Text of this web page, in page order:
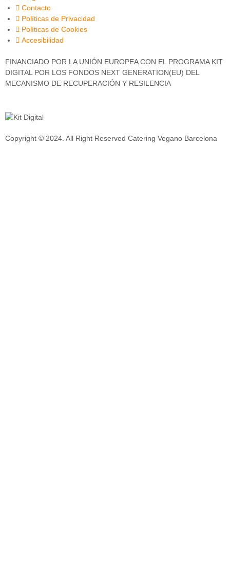
Contacto
Políticas de Privacidad
Políticas de Cookies
Accesibilidad
FINANCIADO POR LA UNIÓN EUROPEA CON EL PROGRAMA KIT
DIGITAL POR LOS FONDOS NEXT GENERATION(EU) DEL
MECANISMO DE RECUPERACIÓN Y RESILENCIA
Copyright © 2024. All Right Reserved Catering Vegano Barcelona